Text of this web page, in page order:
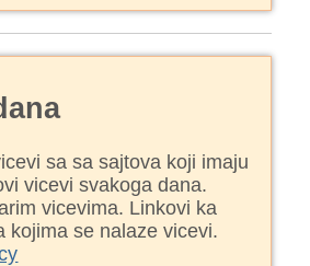
sa sa sajtova koji imaju
vicevi svakoga dana.
vicevima. Linkovi ka
kojima se nalaze vicevi.